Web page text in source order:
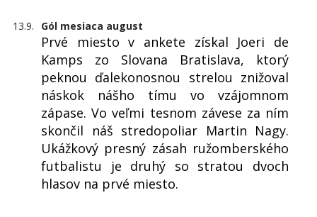
13.9. Gól mesiaca august
Prvé miesto v ankete získal Joeri de
Kamps zo Slovana Bratislava, ktorý
peknou ďalekonosnou strelou znižoval
náskok nášho tímu vo vzájomnom
zápase. Vo veľmi tesnom závese za ním
skončil náš stredopoliar Martin Nagy.
Ukážkový presný zásah ružomberského
futbalistu je druhý so stratou dvoch
hlasov na prvé miesto.